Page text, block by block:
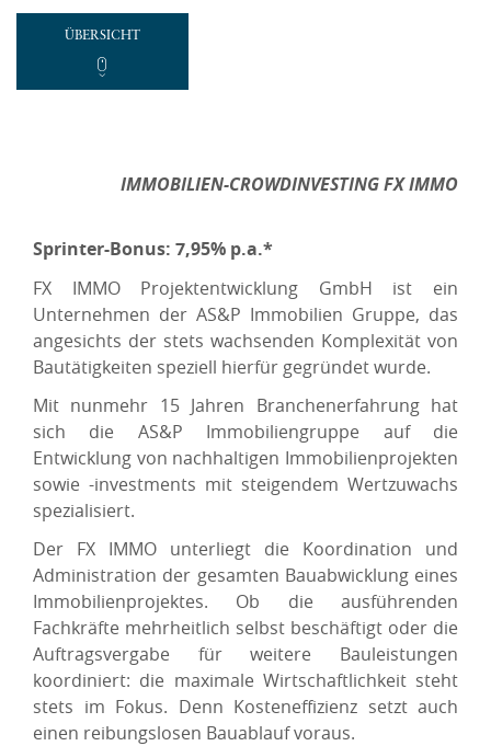
Neues Kundenkonto anlegen
NEUEN ACCOUNT ANLEGEN
ÜBERSICHT
IMMOBILIEN-CROWDINVESTING FX IMMO
Sprinter-Bonus: 7,95% p.a.*
FX IMMO Projektentwicklung GmbH ist ein
Unternehmen der AS&P Immobilien Gruppe, das
angesichts der stets wachsenden Komplexität von
Bautätigkeiten speziell hierfür gegründet wurde.
Mit nunmehr 15 Jahren Branchenerfahrung hat
sich die AS&P Immobiliengruppe auf die
Entwicklung von nachhaltigen Immobilienprojekten
sowie -investments mit steigendem Wertzuwachs
spezialisiert.
Der FX IMMO unterliegt die Koordination und
Administration der gesamten Bauabwicklung eines
Immobilienprojektes. Ob die ausführenden
Fachkräfte mehrheitlich selbst beschäftigt oder die
Auftragsvergabe für weitere Bauleistungen
koordiniert: die maximale Wirtschaftlichkeit steht
stets im Fokus. Denn Kosteneffizienz setzt auch
einen reibungslosen Bauablauf voraus.